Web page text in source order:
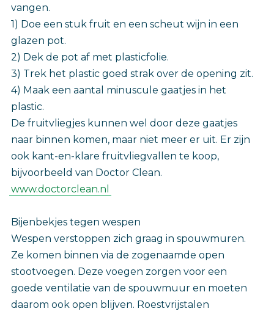
vangen.
1) Doe een stuk fruit en een scheut wijn in een
glazen pot.
2) Dek de pot af met plasticfolie.
3) Trek het plastic goed strak over de opening zit.
4) Maak een aantal minuscule gaatjes in het
plastic.
De fruitvliegjes kunnen wel door deze gaatjes
naar binnen komen, maar niet meer er uit. Er zijn
ook kant-en-klare fruitvliegvallen te koop,
bijvoorbeeld van Doctor Clean.
www.doctorclean.nl
Bijenbekjes tegen wespen
Wespen verstoppen zich graag in spouwmuren.
Ze komen binnen via de zogenaamde open
stootvoegen. Deze voegen zorgen voor een
goede ventilatie van de spouwmuur en moeten
daarom ook open blijven. Roestvrijstalen